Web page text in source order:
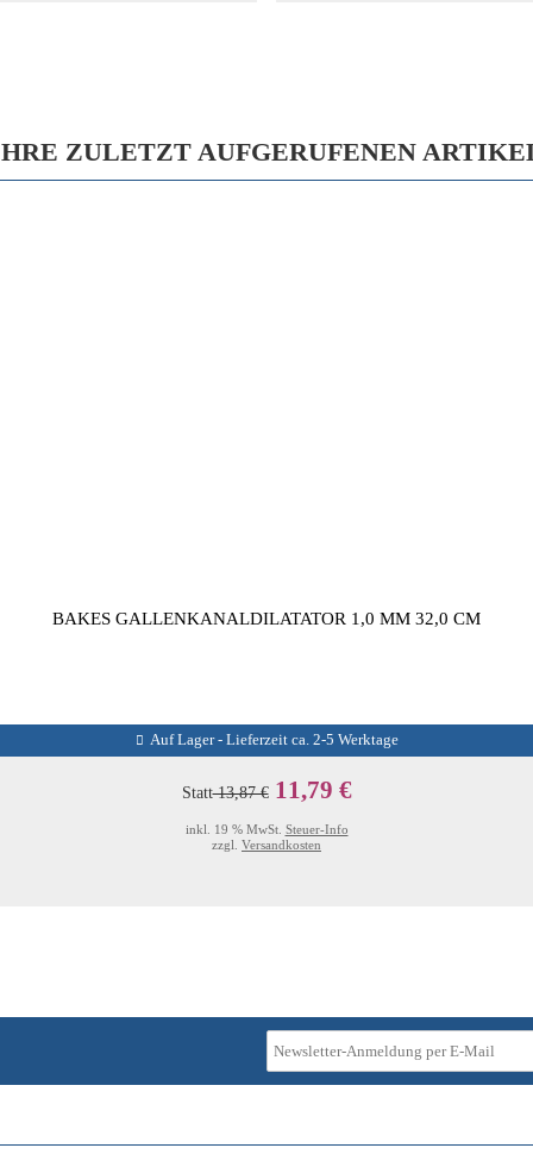
ZULETZT AUFGERUFENEN
BAKES GALLENKANALDILATATOR 1,0 MM 32,0 CM
Auf Lager - Lieferzeit ca. 2-5 Werktage
Statt13,87 € 11,79 €
inkl. 19 % MwSt. Steuer-Info
zzgl. Versandkosten